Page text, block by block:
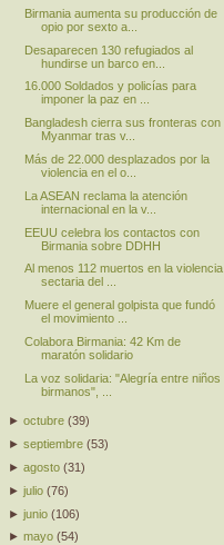
Birmania aumenta su producción de
opio por sexto a...
Desaparecen 130 refugiados al
hundirse un barco en...
16.000 Soldados y policías para
imponer la paz en ...
Bangladesh cierra sus fronteras con
Myanmar tras v...
Más de 22.000 desplazados por la
violencia en el o...
La ASEAN reclama la atención
internacional en la v...
EEUU celebra los contactos con
Birmania sobre DDHH
Al menos 112 muertos en la violencia
sectaria del ...
Muere el general golpista que fundó
el movimiento ...
Colabora Birmania: 42 Km de
maratón solidario
La voz solidaria: "Alegría entre niños
birmanos", ...
►octubre (39)
►septiembre (53)
►agosto (31)
►julio (76)
►junio (106)
►mayo (54)